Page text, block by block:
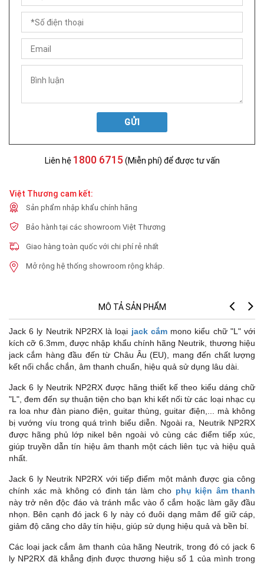
GỬI
Liên hệ 1800 6715 (Miễn phí) để được tư vấn
Việt Thương cam kết:
Sản phẩm nhập khẩu chính hãng
Bảo hành tại các showroom Việt Thương
Giao hàng toàn quốc với chi phí rẻ nhất
Mở rộng hệ thống showroom rộng khắp.
MÔ TẢ SẢN PHẨM
Jack 6 ly Neutrik NP2RX là loại jack cắmmono kiểu chữ "L" với
kích cỡ 6.3mm, được nhập khẩu chính hãng Neutrik, thương hiệu
jack cắm hàng đầu đến từ Châu Âu (EU), mang đến chất lượng
kết nối chắc chắn, âm thanh chuẩn, hiệu quả sử dụng lâu dài.
Jack 6 ly Neutrik NP2RX được hãng thiết kế theo kiểu dáng chữ
"L", đem đến sự thuận tiện cho bạn khi kết nối từ các loại nhạc cụ
ra loa như đàn piano điện, guitar thùng, guitar điện,... mà không
bị vướng víu trong quá trình biểu diễn. Ngoài ra, Neutrik NP2RX
được hãng phủ lớp nikel bên ngoài vỏ cùng các điểm tiếp xúc,
giúp truyền dẫn tín hiệu âm thanh một cách liên tục và hiệu quả
nhất.
Jack 6 ly Neutrik NP2RX với tiếp điểm một mảnh được gia công
chính xác mà không có đinh tán làm cho phụ kiện âm thanh
này trở nên độc đáo và tránh mắc vào ổ cắm hoặc làm gãy đầu
nhọn. Bên cạnh đó jack 6 ly này có đuôi dạng mâm để giữ cáp,
giảm độ căng cho dây tín hiệu, giúp sử dụng hiệu quả và bền bỉ.
Các loại jack cắm âm thanh của hãng Neutrik, trong đó có jack 6
ly NP2RX đã khẳng định được thương hiệu số 1 của mình trong